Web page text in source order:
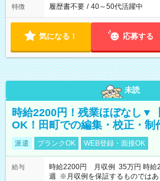
特徴 履歴書不要 / 40～50代活躍中
気になる！ 応募する
未読
時給2200円！残業ほぼなし▼
OK！田町での編集・校正・制
派遣 ブランクOK WEB登録・面接OK
給与
時給2200円 月収例 35万円 時給
週 ※月収例を保証するものでは